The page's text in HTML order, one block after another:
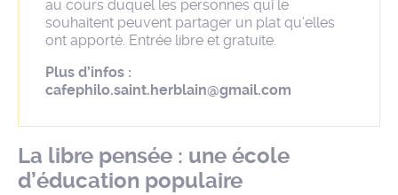
au cours duquel les personnes qui le
souhaitent peuvent partager un plat qu’elles
ont apporté. Entrée libre et gratuite.
Plus d’infos :
cafephilo.saint.herblain@gmail.com
La libre pensée : une école
d’éducation populaire